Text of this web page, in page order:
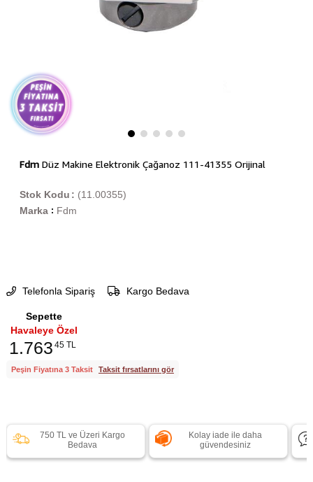
FdmDüz Makine Elektronik Çağanoz 111-41355 Orijinal
(11.00355)
Stok Kodu
Marka : Fdm
Telefonla Sipariş Kargo Bedava
Sepette
Havaleye Özel
1.763 45 TL
Peşin Fiyatına 3 Taksit Taksit fırsatlarını gör
750 TL ve Üzeri Kargo
Bedava
Kolay iade ile daha
güvendesiniz